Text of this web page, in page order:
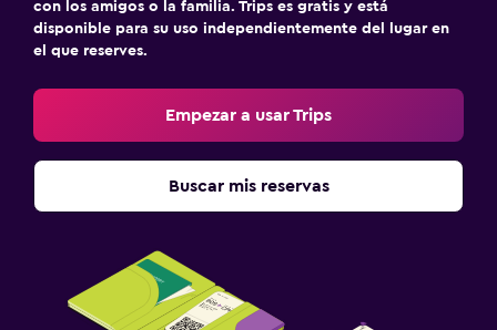
con los amigos o la familia. Trips es gratis y está
disponible para su uso independientemente del lugar en
el que reserves.
Empezar a usar Trips
Buscar mis reservas